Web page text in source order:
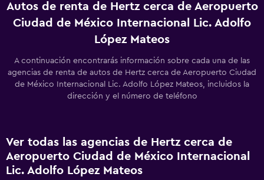
Autos de renta de Hertz cerca de Aeropuerto
Ciudad de México Internacional Lic. Adolfo
López Mateos
A continuación encontrarás información sobre cada una de las
agencias de renta de autos de Hertz cerca de Aeropuerto Ciudad
de México Internacional Lic. Adolfo López Mateos, incluidos la
dirección y el número de teléfono
Ver todas las agencias de Hertz cerca de
Aeropuerto Ciudad de México Internacional
Lic. Adolfo López Mateos